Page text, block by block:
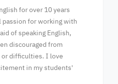
for over 10 years
passion for working with
of speaking English,
discouraged from
or difficulties. I love
in my students'